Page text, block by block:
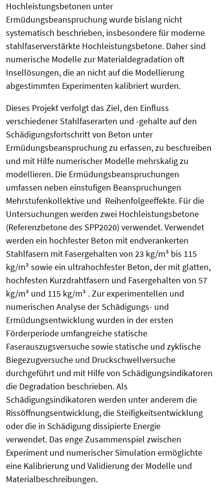
Hochleistungsbetonen unter
Ermüdungsbeanspruchung wurde bislang nicht
systematisch beschrieben, insbesondere für moderne
stahlfaserverstärkte Hochleistungsbetone. Daher sind
numerische Modelle zur Materialdegradation oft
Insellösungen, die an nicht auf die Modellierung
abgestimmten Experimenten kalibriert wurden.
Dieses Projekt verfolgt das Ziel, den Einfluss
verschiedener Stahlfaserarten und -gehalte auf den
Schädigungsfortschritt von Beton unter
Ermüdungsbeanspruchung zu erfassen, zu beschreiben
und mit Hilfe numerischer Modelle mehrskalig zu
modellieren. Die Ermüdungsbeanspruchungen
umfassen neben einstufigen Beanspruchungen
Mehrstufenkollektive und Reihenfolgeeffekte. Für die
Untersuchungen werden zwei Hochleistungsbetone
(Referenzbetone des SPP2020) verwendet. Verwendet
werden ein hochfester Beton mit endverankerten
Stahlfasern mit Fasergehalten von 23 kg/m³ bis 115
kg/m³ sowie ein ultrahochfester Beton, der mit glatten,
hochfesten Kurzdrahtfasern und Fasergehalten von 57
kg/m³ und 115 kg/m³ . Zur experimentellen und
numerischen Analyse der Schädigungs- und
Ermüdungsentwicklung wurden in der ersten
Förderperiode umfangreiche statische
Faserauszugsversuche sowie statische und zyklische
Biegezugversuche und Druckschwellversuche
durchgeführt und mit Hilfe von Schädigungsindikatoren
die Degradation beschrieben. Als
Schädigungsindikatoren werden unter anderem die
Rissöffnungsentwicklung, die Steifigkeitsentwicklung
oder die in Schädigung dissipierte Energie
verwendet. Das enge Zusammenspiel zwischen
Experiment und numerischer Simulation ermöglichte
eine Kalibrierung und Validierung der Modelle und
Materialbeschreibungen.